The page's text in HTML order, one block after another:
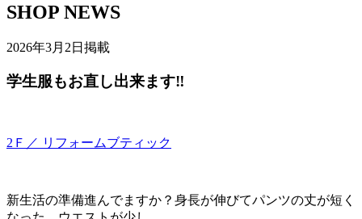
SHOP NEWS
2026年3月2日掲載
学生服もお直し出来ます‼️
2Ｆ／ リフォームブティック
新生活の準備進んでますか？身長が伸びてパンツの丈が短く